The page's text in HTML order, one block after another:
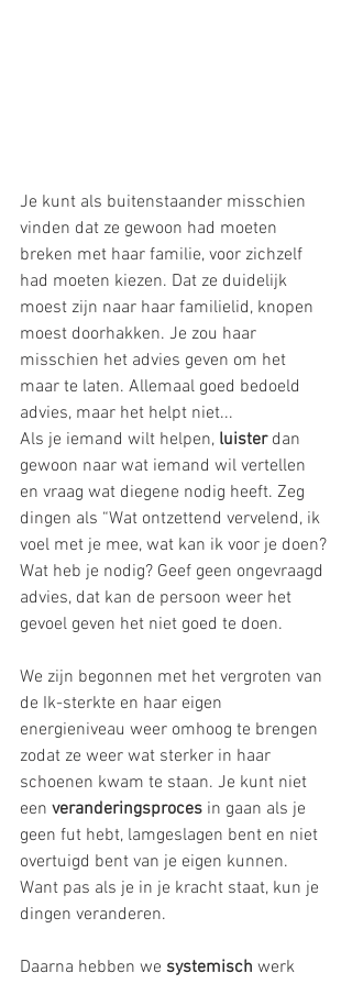
Je kunt als buitenstaander misschien
vinden dat ze gewoon had moeten
breken met haar familie, voor zichzelf
had moeten kiezen. Dat ze duidelijk
moest zijn naar haar familielid, knopen
moest doorhakken. Je zou haar
misschien het advies geven om het
maar te laten. Allemaal goed bedoeld
advies, maar het helpt niet...
Als je iemand wilt helpen, luister dan
gewoon naar wat iemand wil vertellen
en vraag wat diegene nodig heeft. Zeg
dingen als “Wat ontzettend vervelend, ik
voel met je mee, wat kan ik voor je doen?
Wat heb je nodig? Geef geen ongevraagd
advies, dat kan de persoon weer het
gevoel geven het niet goed te doen.
We zijn begonnen met het vergroten van
de Ik-sterkte en haar eigen
energieniveau weer omhoog te brengen
zodat ze weer wat sterker in haar
schoenen kwam te staan. Je kunt niet
een veranderingsproces in gaan als je
geen fut hebt, lamgeslagen bent en niet
overtuigd bent van je eigen kunnen.
Want pas als je in je kracht staat, kun je
dingen veranderen.
Daarna hebben we systemisch werk